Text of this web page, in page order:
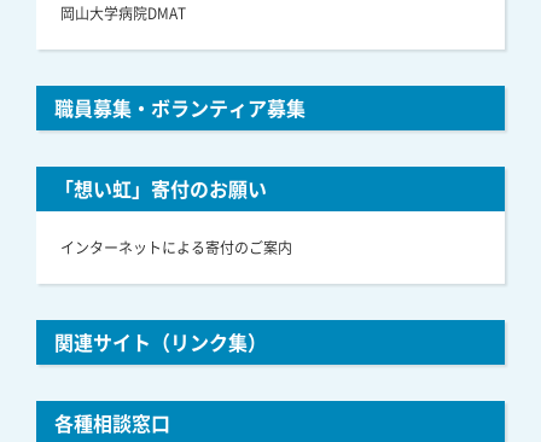
岡山大学病院DMAT
職員募集・ボランティア募集
「想い虹」寄付のお願い
インターネットによる寄付のご案内
関連サイト（リンク集）
各種相談窓口